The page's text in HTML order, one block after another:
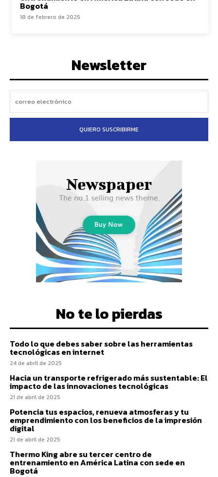
Bogotá
18 de febrero de 2025
Newsletter
QUIERO SUSCRIBIRME
No te lo pierdas
Todo lo que debes saber sobre las herramientas
tecnológicas en internet
24 de abril de 2025
Hacia un transporte refrigerado más sustentable: El
impacto de las innovaciones tecnológicas
21 de abril de 2025
Potencia tus espacios, renueva atmosferas y tu
emprendimiento con los beneficios de la impresión
digital
21 de abril de 2025
Thermo King abre su tercer centro de
entrenamiento en América Latina con sede en
Bogotá